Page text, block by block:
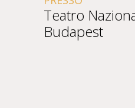
Teatro
Budapest